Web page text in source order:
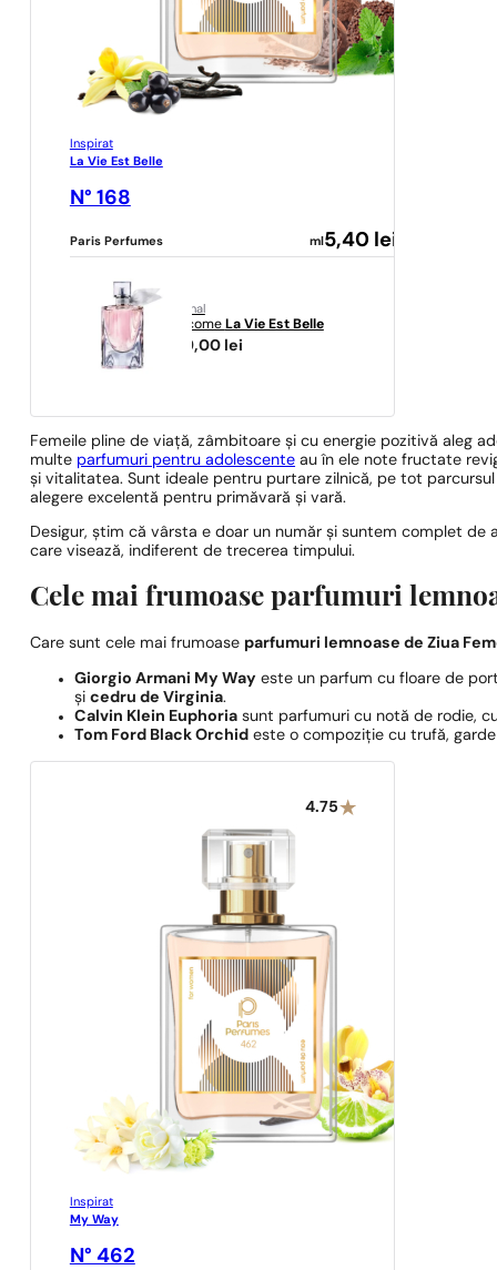
Inspirat
La Vie Est Belle
N° 168
Paris Perfumes ml 5,40 lei
original
Lancome La Vie Est Belle
399,00 lei
Femeile pline de viață, zâmbitoare și cu energie pozitivă aleg
multe parfumuri pentru adolescente au în ele note fructate
și vitalitatea. Sunt ideale pentru purtare zilnică, pe tot
alegere excelentă pentru primăvară și vară.
Desigur, știm că vârsta e doar un număr și suntem complet
care visează, indiferent de trecerea timpului.
Cele mai frumoase parfumuri
Care sunt cele mai frumoase parfumuri lemnoase de Ziua
Giorgio Armani My Way este un parfum cu floare de
șicedru de Virginia.
Calvin Klein Euphoria sunt parfumuri cu notă de rodie,
Tom Ford Black Orchid este o compoziție cu trufă,
4.75
Inspirat
My Way
N° 462